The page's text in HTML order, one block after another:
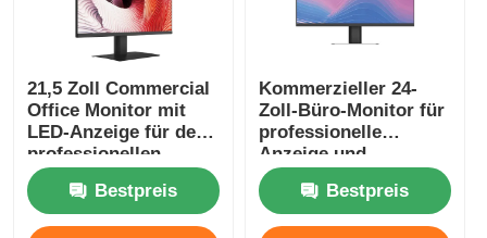
21,5 Zoll Commercial
Office Monitor mit
LED-Anzeige für den
professionellen
Einsatz
Bestpreis
Kommerzieller 24-
Zoll-Büro-Monitor für
professionelle
Anzeige und
Bildschirmnutzung
Bestpreis